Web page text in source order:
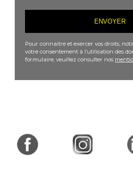
Pour connaitre et exercer vos droits,
votre consentement à l’utilisation des
formulaire, veuillez consulter nos